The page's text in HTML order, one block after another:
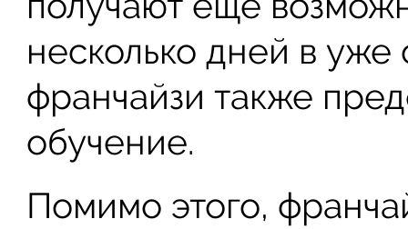
несколько дней в
франчайзи также
обучение.
Помимо этого,